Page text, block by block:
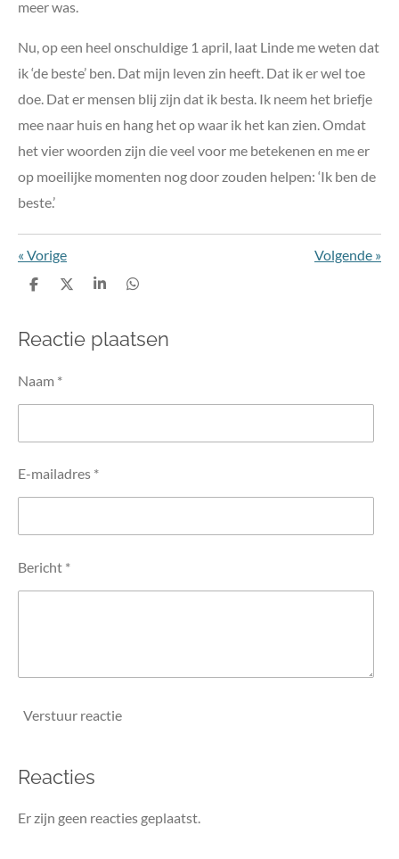
meer was.
Nu, op een heel onschuldige 1 april, laat Linde me weten dat
ik ‘de beste’ ben. Dat mijn leven zin heeft. Dat ik er wel toe
doe. Dat er mensen blij zijn dat ik besta. Ik neem het briefje
mee naar huis en hang het op waar ik het kan zien. Omdat
het vier woorden zijn die veel voor me betekenen en me er
op moeilijke momenten nog door zouden helpen: ‘Ik ben de
beste.’
« Vorige Volgende »
D
e
n
D
l
S
r
e
D
e
n
Reactie plaatsen
Naam *
E-mailadres *
Bericht *
Verstuur reactie
Reacties
Er zijn geen reacties geplaatst.